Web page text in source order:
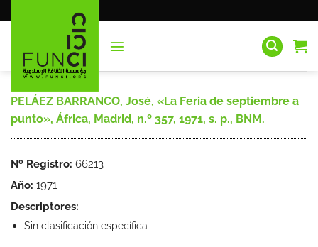
al
PELÁEZ BARRANCO, José, «La Feria de septiembre a
punto», África, Madrid, n.º 357, 1971, s. p., BNM.
Nº Registro: 66213
Año: 1971
Descriptores:
Sin clasificación específica